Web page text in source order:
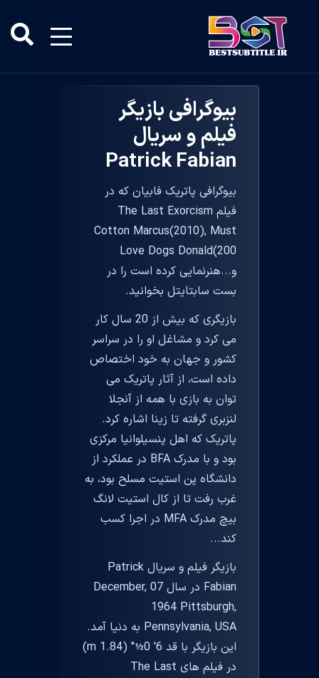
بیوگرافی بازیگر
فیلم و سریال
Patrick Fabian
بیوگرافی پاتریک فابیان که در
فیلم The Last Exorcism
Cotton Marcus(2010), Must
Love Dogs Donald(200
و...هنرنمایی کرده است را در
بست سابتایتل بخوانید.
بازیگری که بیش از 20 سال کار
می کرد و مشاغل او را در سراسر
کشور و جهان به خود اختصاص
داده است، از آثار پاتریک می
توان به بازی با همه از آنجلا
لنزبری گرفته تا زینا اشاره کرد.
پاتریک که اهل پنسیلوانیا مرکزی
بود و با مدرک BFA در عملکرد از
دانشگاه پن استیت مسلح بود، به
غرب رفت تا از کال استیت لانگ
بیچ مدرک MFA در اجرا کسب
کند...
بازیگر فیلم و سریال Patrick
Fabian در سال 07 December,
1964 Pittsburgh,
Pennsylvania, USA به دنیا آمد.
این بازیگر با قد 6' 0½" (1.84 m)
در فیلم های The Last